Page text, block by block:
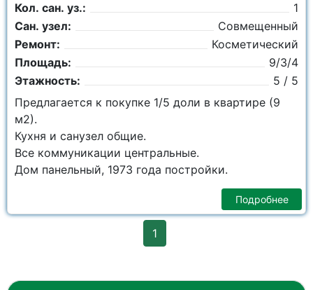
Кол. сан. уз.:
1
Сан. узел:
Совмещенный
Ремонт:
Косметический
Площадь:
9/3/4
Этажность:
5 / 5
Предлагается к покупке 1/5 доли в квартире (9
м2).
Кухня и санузел общие.
Все коммуникации центральные.
Дом панельный, 1973 года постройки.
Подробнее
1